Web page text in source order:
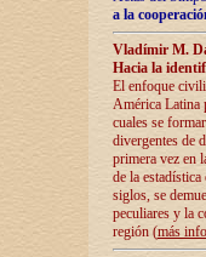
a la
Vladímir M.
Hacia la
El enfoque
América Latina
cuales se
divergentes de
primera vez en
de la
siglos, se
peculiares y la
región (más